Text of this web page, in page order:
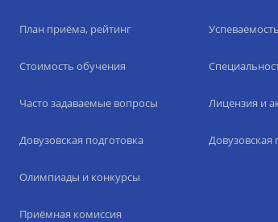
План приёма, рейтинг
Стоимость обучения
Часто задаваемые вопросы
Довузовская подготовка
Олимпиады и конкурсы
Приёмная комиссия
Лицензия и
Довузовская